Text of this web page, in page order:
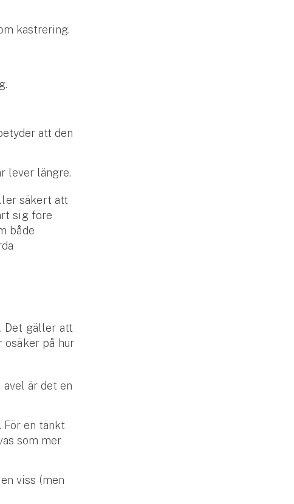
kastrering.
att den
lever längre.
säkert att
sig före
både
Det gäller att
osäker på hur
avel är det en
För en tänkt
som mer
viss (men